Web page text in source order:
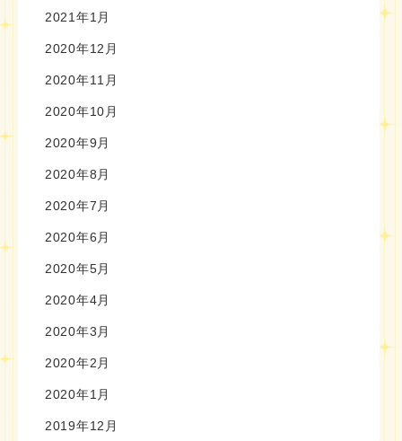
2021年1月
2020年12月
2020年11月
2020年10月
2020年9月
2020年8月
2020年7月
2020年6月
2020年5月
2020年4月
2020年3月
2020年2月
2020年1月
2019年12月